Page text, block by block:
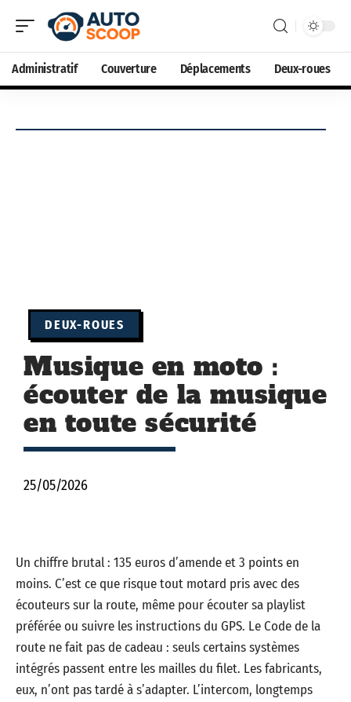
Administratif Couverture Déplacements Deux-roues
DEUX-ROUES
Musique en moto :
écouter de la musique
en toute sécurité
25/05/2026
Un chiffre brutal : 135 euros d’amende et 3 points en
moins. C’est ce que risque tout motard pris avec des
écouteurs sur la route, même pour écouter sa playlist
préférée ou suivre les instructions du GPS. Le Code de la
route ne fait pas de cadeau : seuls certains systèmes
intégrés passent entre les mailles du filet. Les fabricants,
eux, n’ont pas tardé à s’adapter. L’intercom, longtemps